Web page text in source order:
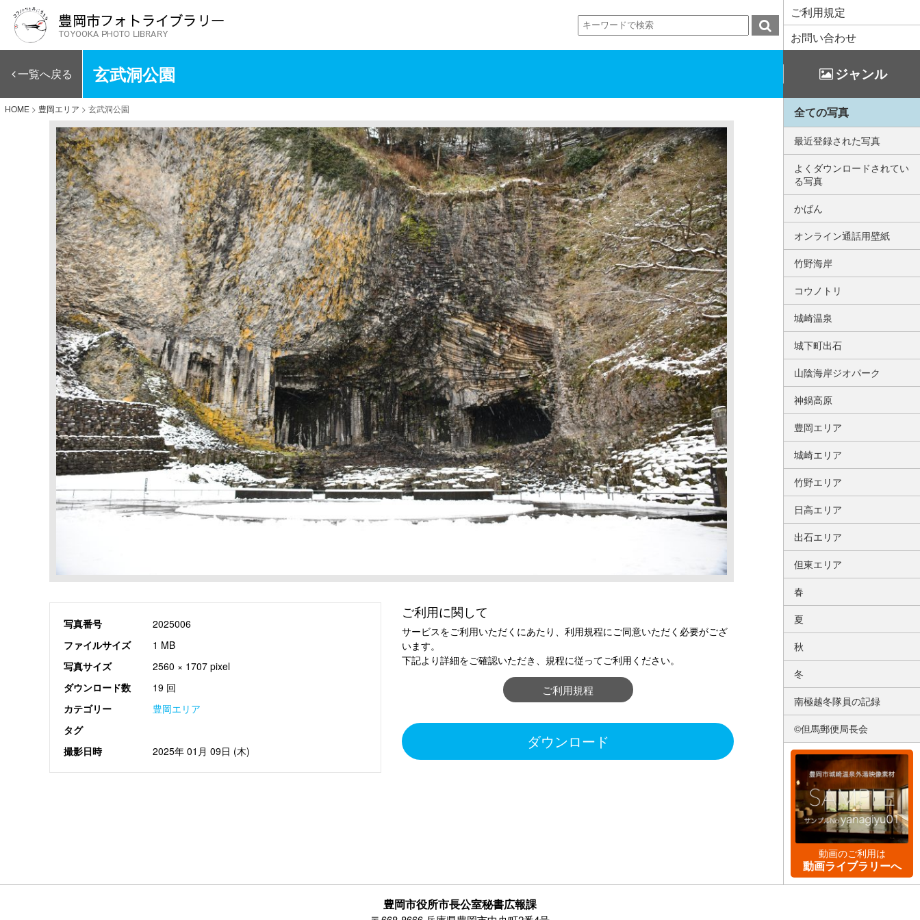
ご利用規定
お問い合わせ
一覧へ戻る 玄武洞公園 ジャンル
HOME > 豊岡エリア > 玄武洞公園
写真番号
2025006
ファイルサイズ
1 MB
写真サイズ
2560 × 1707 pixel
ダウンロード数
19 回
カテゴリー
豊岡エリア
タグ
撮影日時
2025年 01月 09日 (木)
ご利用に関して
サービスをご利用いただくにあたり、利用規程にご同意いただく必要がござ
います。
下記より詳細をご確認いただき、規程に従ってご利用ください。
ご利用規程
ダウンロード
全ての写真
最近登録された写真
よくダウンロードされてい
る写真
かばん
オンライン通話用壁紙
竹野海岸
コウノトリ
城崎温泉
城下町出石
山陰海岸ジオパーク
神鍋高原
豊岡エリア
城崎エリア
竹野エリア
日高エリア
出石エリア
但東エリア
春
夏
秋
冬
南極越冬隊員の記録
©但馬郵便局長会
動画のご利用は
動画ライブラリーへ
豊岡市役所市長公室秘書広報課